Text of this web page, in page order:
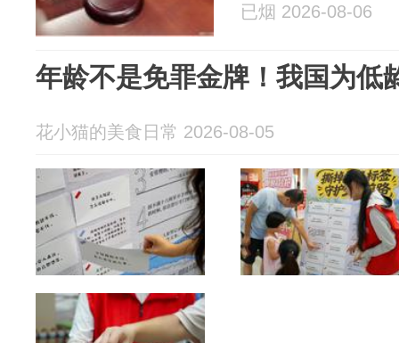
已烟 2026-08-06
年龄不是免罪金牌！我国为低
花小猫的美食日常 2026-08-05